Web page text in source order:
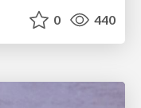
0 440